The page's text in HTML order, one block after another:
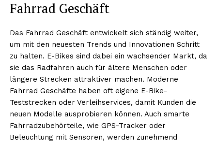
Fahrrad Geschäft
Das Fahrrad Geschäft entwickelt sich ständig weiter,
um mit den neuesten Trends und Innovationen Schritt
zu halten. E-Bikes sind dabei ein wachsender Markt, da
sie das Radfahren auch für ältere Menschen oder
längere Strecken attraktiver machen. Moderne
Fahrrad Geschäfte haben oft eigene E-Bike-
Teststrecken oder Verleihservices, damit Kunden die
neuen Modelle ausprobieren können. Auch smarte
Fahrradzubehörteile, wie GPS-Tracker oder
Beleuchtung mit Sensoren, werden zunehmend